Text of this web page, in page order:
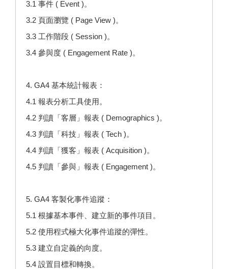
3.1 事件 ( Event )。
3.2 頁面瀏覽 ( Page View )。
3.3 工作階段 ( Session )。
3.4 參與度 ( Engagement Rate )。
4. GA4 基本統計報表：
4.1 報表分析工具使用。
4.2 判讀「客層」報表 ( Demographics )。
4.3 判讀「科技」報表 ( Tech )。
4.4 判讀「獲客」報表 ( Acquisition )。
4.5 判讀「參與」報表 ( Engagement )。
5. GA4 客製化事件追蹤：
5.1 根據基本事件、建立新的事件項目。
5.2 使用程式極大化事件追蹤的彈性。
5.3 建立自定義的向度。
5.4 設置目標和轉換。